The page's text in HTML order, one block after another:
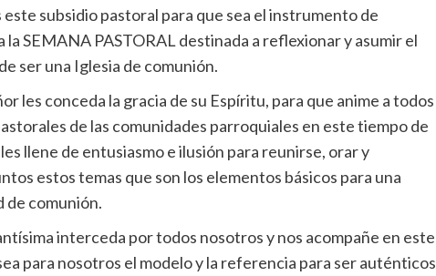
subsidio pastoral para que sea el instrumento de
la SEMANA PASTORAL destinada a reflexionar y asumir el
ser una Iglesia de comunión.
les conceda la gracia de su Espíritu, para que anime a todos
de las comunidades parroquiales en este tiempo de
llene de entusiasmo e ilusión para reunirse, orar y
estos temas que son los elementos básicos para una
de comunión.
interceda por todos nosotros y nos acompañe en este
para nosotros el modelo y la referencia para ser auténticos